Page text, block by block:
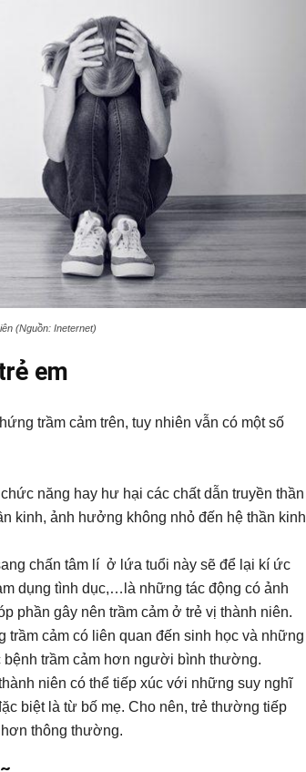
(Nguồn: Ineternet)
em
trầm cảm trên, tuy nhiên vẫn có một số
năng hay hư hại các chất dẫn truyền thần
kinh, ảnh hưởng không nhỏ đến hệ thần kinh
chấn tâm lí ở lứa tuổi này sẽ để lại kí ức
dụng tình dục,…là những tác động có ảnh
phần gây nên trầm cảm ở trẻ vị thành niên.
trầm cảm có liên quan đến sinh học và những
trầm cảm hơn người bình thường.
niên có thể tiếp xúc với những suy nghĩ
biệt là từ bố mẹ. Cho nên, trẻ thường tiếp
thông thường.